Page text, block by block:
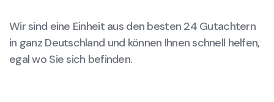
Wir sind eine Einheit aus den besten 24 Gutachtern
in ganz Deutschland und können Ihnen schnell helfen,
egal wo Sie sich befinden.